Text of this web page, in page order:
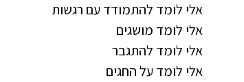
אלי לומד להתמודד עם רגשות
אלי לומד מושגים
אלי לומד להתגבר
אלי לומד על החגים